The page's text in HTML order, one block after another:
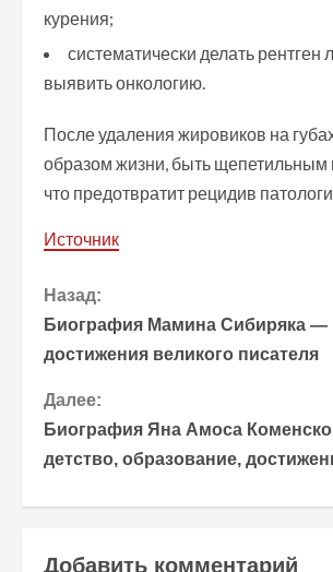
курения;
систематически делать рентген
выявить онкологию.
После удаления жировиков на
образом жизни, быть щепетильным
что предотвратит рецидив
Источник
П
р
о
д
Назад:
Биография Мамина Сибиряка —
достижения великого писателя
Далее:
Биография Яна Амоса
детство, образование,
Добавить комментарий